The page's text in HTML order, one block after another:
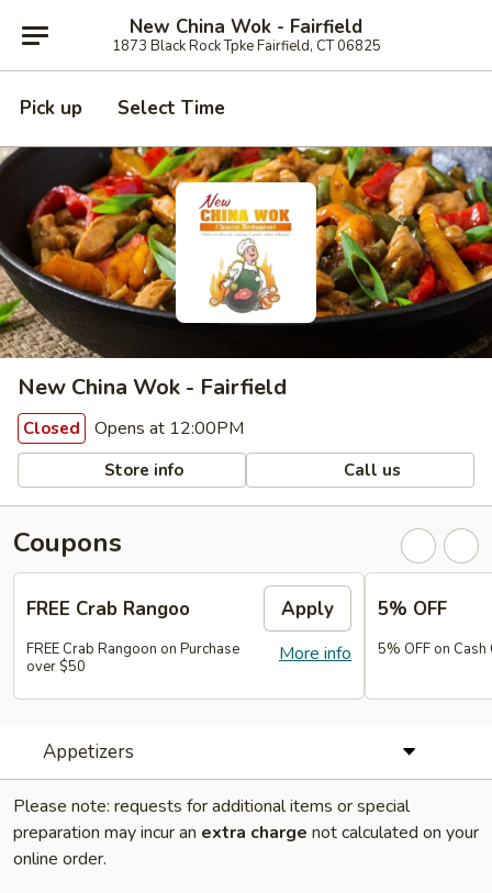
New China Wok - Fairfield
1873 Black Rock Tpke Fairfield, CT 06825
Pick up Select Time
New China Wok - Fairfield
Closed Opens at 12:00PM
Store info Call us
Coupons
FREE Crab Rangoo Apply
More info
FREE Crab Rangoon on Purchase
over $50
5% OFF
5% OFF on
Appetizers
Please note: requests for additional items or special
preparation may incur an extra charge not calculated on your
online order.